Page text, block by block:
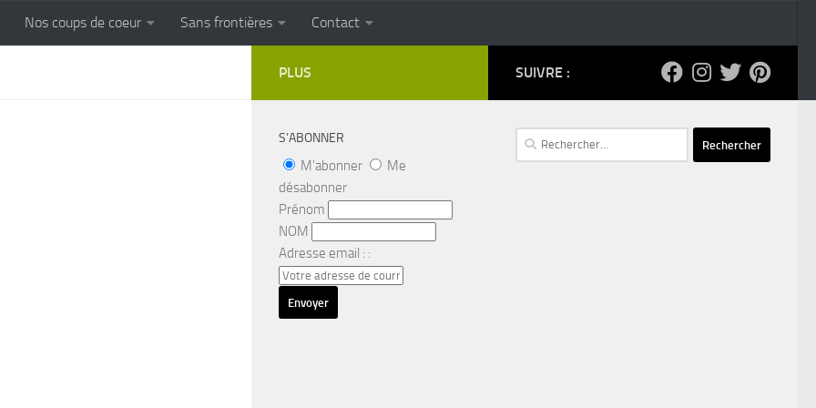
Cuisine populaire des terroirs
Nos coups de coeur Sans frontières Contact
SUIVRE :
Rechercher :
PLUS
S’ABONNER
M'abonner
Me
désabonner
Prénom
NOM
Adresse email : :